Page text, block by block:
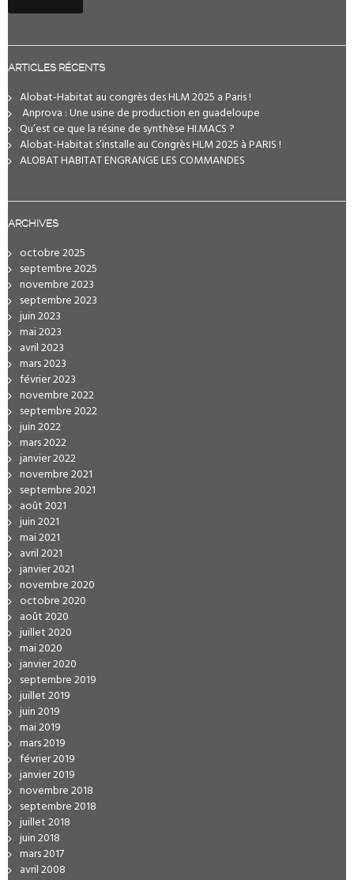
ARTICLES RÉCENTS
Alobat-Habitat au congrès des HLM 2025 a Paris !
️ Anprova : Une usine de production en guadeloupe
Qu’est ce que la résine de synthèse HI.MACS ?
Alobat-Habitat s’installe au Congrès HLM 2025 à PARIS !
ALOBAT HABITAT ENGRANGE LES COMMANDES
ARCHIVES
octobre 2025
septembre 2025
novembre 2023
septembre 2023
juin 2023
mai 2023
avril 2023
mars 2023
février 2023
novembre 2022
septembre 2022
juin 2022
mars 2022
janvier 2022
novembre 2021
septembre 2021
août 2021
juin 2021
mai 2021
avril 2021
janvier 2021
novembre 2020
octobre 2020
août 2020
juillet 2020
mai 2020
janvier 2020
septembre 2019
juillet 2019
juin 2019
mai 2019
mars 2019
février 2019
janvier 2019
novembre 2018
septembre 2018
juillet 2018
juin 2018
mars 2017
avril 2008